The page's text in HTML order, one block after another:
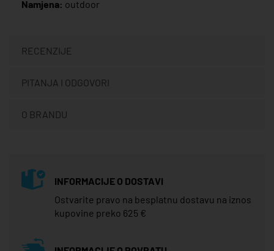
Namjena: outdoor
RECENZIJE
PITANJA I ODGOVORI
O BRANDU
INFORMACIJE O DOSTAVI
Ostvarite pravo na besplatnu dostavu na iznos
kupovine preko 625 €